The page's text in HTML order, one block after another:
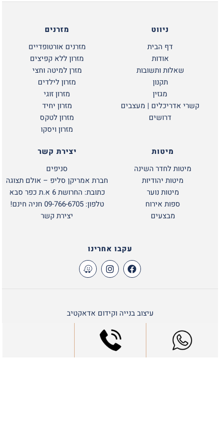
ניווט
דף הבית
אודות
שאלות ותשובות
תקנון
מגזין
קשרי אדריכלים | מעצבים
דרושים
מזרנים
מזרנים אורטופדיים
מזרון ללא קפיצים
מזרן למיטה וחצי
מזרון לילדים
מזרון זוגי
מזרון יחיד
מזרון לטקס
מזרון ויסקו
מיטות
מיטות לחדר השינה
מיטות יהודיות
מיטות נוער
ספות אירוח
מבצעים
יצירת קשר
סניפים
חברת אמריקן סליפ – אולם תצוגה
כתובת: החרושת 6 א.ת כפר סבא
טלפון: 09-766-6705 חניה חינם!
יצירת קשר
עקבו אחרינו
עיצוב בנייה וקידום אדאקטיב